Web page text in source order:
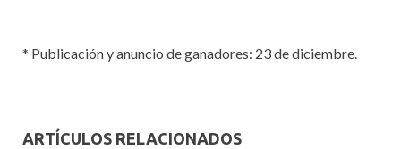
* Publicación y anuncio de ganadores: 23 de diciembre.
ARTÍCULOS RELACIONADOS